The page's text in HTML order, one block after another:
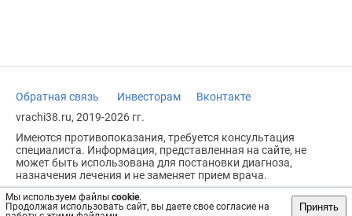
Мы используем файлы cookie.
Продолжая использовать сайт, вы даете свое согласие на
Принять
Обратная связь Инвесторам
Вконтакте
vrachi38.ru, 2019-2026 гг.
Имеются противопоказания, требуется консультация
специалиста. Информация, представленная на сайте, не
может быть использована для постановки диагноза,
назначения лечения и не заменяет прием врача.
Возрастное ограничение: 18+